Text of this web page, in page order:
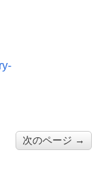
次のページ →